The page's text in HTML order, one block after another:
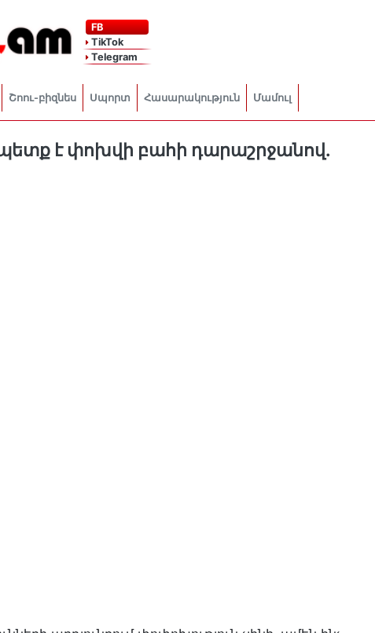
FB
TikTok
Telegram
Շոու-բիզնես Սպորտ Հասարակություն Մամուլ
է փոխվի բահի դարաշրջանով.